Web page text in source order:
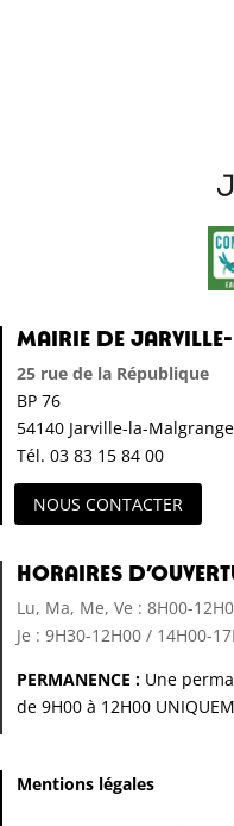
Mairie de
25 rue de la République
BP 76
54140 Jarville-la-Malgrange
Tél. 03 83 15 84 00
NOUS CONTACTER
Horaires
Lu, Ma, Me, Ve : 8H00-
Je : 9H30-12H00 / 14H00-
PERMANENCE : Une
de 9H00 à 12H00
Mentions légales